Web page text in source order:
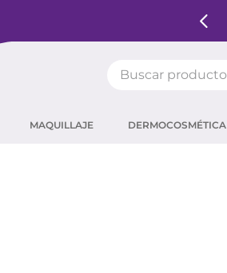
MAQUILLAJE DERMOCOSMÉTICA